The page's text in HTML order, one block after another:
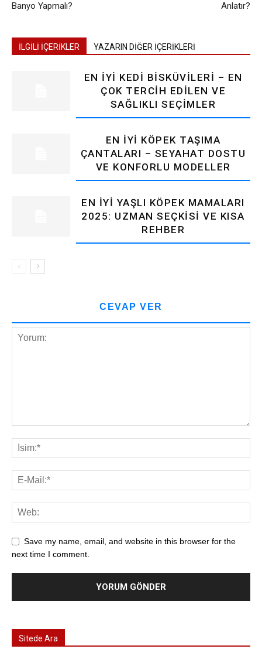
Banyo Yapmalı?
Anlatır?
İLGİLİ İÇERİKLER YAZARIN DİĞER İÇERİKLERİ
EN İYI KEDI BISKÜVILERI – EN
ÇOK TERCIH EDILEN VE
SAĞLIKLI SEÇIMLER
EN İYI KÖPEK TAŞIMA
ÇANTALARI – SEYAHAT DOSTU
VE KONFORLU MODELLER
EN İYI YAŞLI KÖPEK MAMALARI
2025: UZMAN SEÇKISI VE KISA
REHBER
CEVAP VER
Save my name, email, and website in this browser for the
next time I comment.
Sitede Ara